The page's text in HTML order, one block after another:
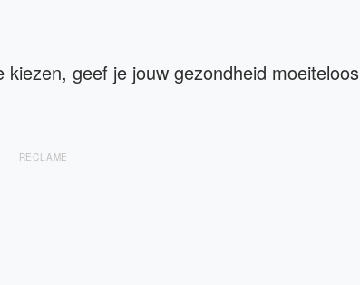
geef je jouw gezondheid moeiteloos
RECLAME